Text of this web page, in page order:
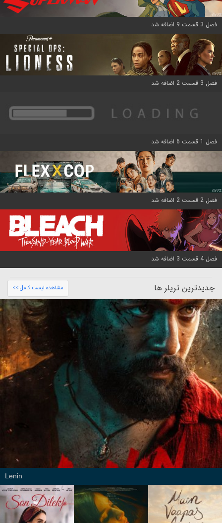
فصل 3 قسمت 9 اضافه شد
فصل 3 قسمت 2 اضافه شد
فصل 1 قسمت 6 اضافه شد
فصل 2 قسمت 2 اضافه شد
فصل 4 قسمت 3 اضافه شد
جدیدترین تریلر ها مشاهده لیست کامل >>
Lenin